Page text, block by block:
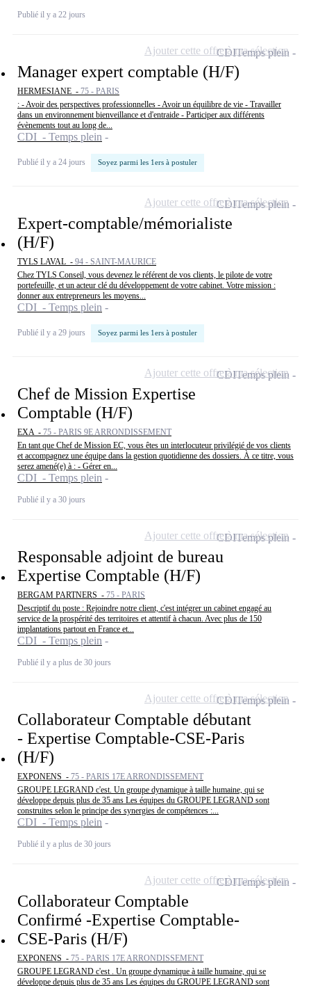
Publié il y a 22 jours
Manager expert comptable (H/F)
HERMESIANE - 75 - PARIS
: - Avoir des perspectives professionnelles - Avoir un équilibre de vie - Travailler
dans un environnement bienveillance et d'entraide - Participer aux différents
évènements tout au long de...
CDI - Temps plein
Publié il y a 24 jours Soyez parmi les 1ers à postuler
CDITemps plein
Ajouter cette offre à ma sélection
Expert-comptable/mémorialiste
(H/F)
TYLS LAVAL - 94 - SAINT-MAURICE
Chez TYLS Conseil, vous devenez le référent de vos clients, le pilote de votre
portefeuille, et un acteur clé du développement de votre cabinet. Votre mission :
donner aux entrepreneurs les moyens...
CDI - Temps plein
Publié il y a 29 jours Soyez parmi les 1ers à postuler
CDITemps plein
Ajouter cette offre à ma sélection
Chef de Mission Expertise
Comptable (H/F)
EXA - 75 - PARIS 9E ARRONDISSEMENT
En tant que Chef de Mission EC, vous êtes un interlocuteur privilégié de vos clients
et accompagnez une équipe dans la gestion quotidienne des dossiers. À ce titre, vous
serez amené(e) à : - Gérer en...
CDI - Temps plein
Publié il y a 30 jours
CDITemps plein
Ajouter cette offre à ma sélection
Responsable adjoint de bureau
Expertise Comptable (H/F)
BERGAM PARTNERS - 75 - PARIS
Descriptif du poste : Rejoindre notre client, c'est intégrer un cabinet engagé au
service de la prospérité des territoires et attentif à chacun. Avec plus de 150
implantations partout en France et...
CDI - Temps plein
Publié il y a plus de 30 jours
CDITemps plein
Ajouter cette offre à ma sélection
Collaborateur Comptable débutant
- Expertise Comptable-CSE-Paris
(H/F)
EXPONENS - 75 - PARIS 17E ARRONDISSEMENT
GROUPE LEGRAND c'est. Un groupe dynamique à taille humaine, qui se
développe depuis plus de 35 ans Les équipes du GROUPE LEGRAND sont
construites selon le principe des synergies de compétences :...
CDI - Temps plein
Publié il y a plus de 30 jours
CDITemps plein
Ajouter cette offre à ma sélection
Collaborateur Comptable
Confirmé -Expertise Comptable-
CSE-Paris (H/F)
EXPONENS - 75 - PARIS 17E ARRONDISSEMENT
GROUPE LEGRAND c'est . Un groupe dynamique à taille humaine, qui se
développe depuis plus de 35 ans Les équipes du GROUPE LEGRAND sont
CDITemps plein
Ajouter cette offre à ma sélection